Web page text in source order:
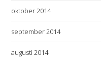
oktober 2014
september 2014
augusti 2014